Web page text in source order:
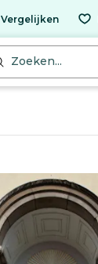
Vergelijken